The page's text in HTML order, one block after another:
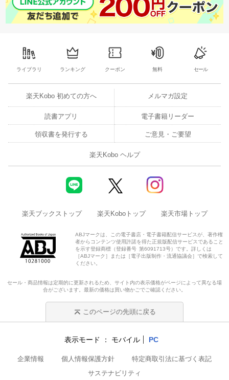
ライブラリ ランキング クーポン 無料 セール
楽天Kobo 初めての方へ メルマガ設定
読書アプリ 電子書籍リーダー
領収書を発行する ご意見・ご要望
楽天Kobo ヘルプ
楽天ブックストップ 楽天Koboトップ 楽天市場トップ
ABJマークは、この電子書店・電子書籍配信サービスが、著作権
者からコンテンツ使用許諾を得た正規版配信サービスであること
を示す登録商標（登録番号 第6091713号）です。詳しくは
［ABJマーク］または［電子出版制作・流通協議会］で検索して
ください。
セール・商品情報は定期的に更新されるため、サイト内の表示価格がページによって異なる場
合がございます。最新の価格は買い物かごでご確認ください。
このページの先頭に戻る
表示モード モバイル PC
企業情報 個人情報保護方針
特定商取引法に基づく表記
サステナビリティ